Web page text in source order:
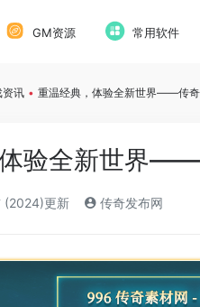
GM资源 常用软件
资讯 • 重温经典，体验全新世界——传
验全新世界
(2024)更新 传奇发布网